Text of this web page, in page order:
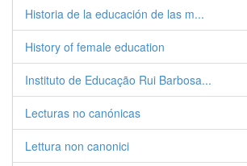
Historia de la educación de las m...
History of female education
Instituto de Educação Rui Barbosa...
Lecturas no canónicas
Lettura non canonici